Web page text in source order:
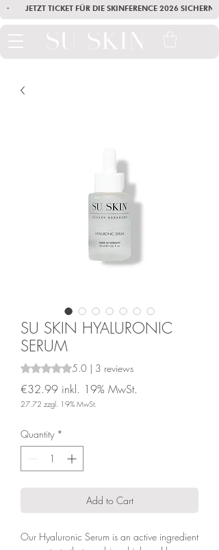
·        JETZT TICKET FÜR DIE SKINFERENCE 2026
SU SKIN HYALURONIC
SERUM
Rating is 5.0 out of five stars based on 3
5.0 | 3 reviews
€32.99 inkl. 19% MwSt.
27.72 zzgl. 19% MwSt.
Quantity *
Add to Cart
Our Hyaluronic Serum is an active ingredient